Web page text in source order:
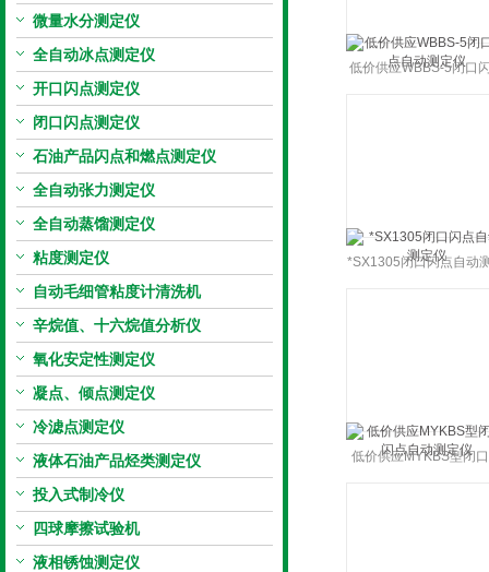
微量水分测定仪
全自动冰点测定仪
开口闪点测定仪
闭口闪点测定仪
石油产品闪点和燃点测定仪
全自动张力测定仪
全自动蒸馏测定仪
粘度测定仪
自动毛细管粘度计清洗机
辛烷值、十六烷值分析仪
氧化安定性测定仪
凝点、倾点测定仪
冷滤点测定仪
液体石油产品烃类测定仪
投入式制冷仪
四球摩擦试验机
液相锈蚀测定仪
低价供应WBBS-5闭口
*SX1305闭口闪点自动
低价供应MYKBS型闭